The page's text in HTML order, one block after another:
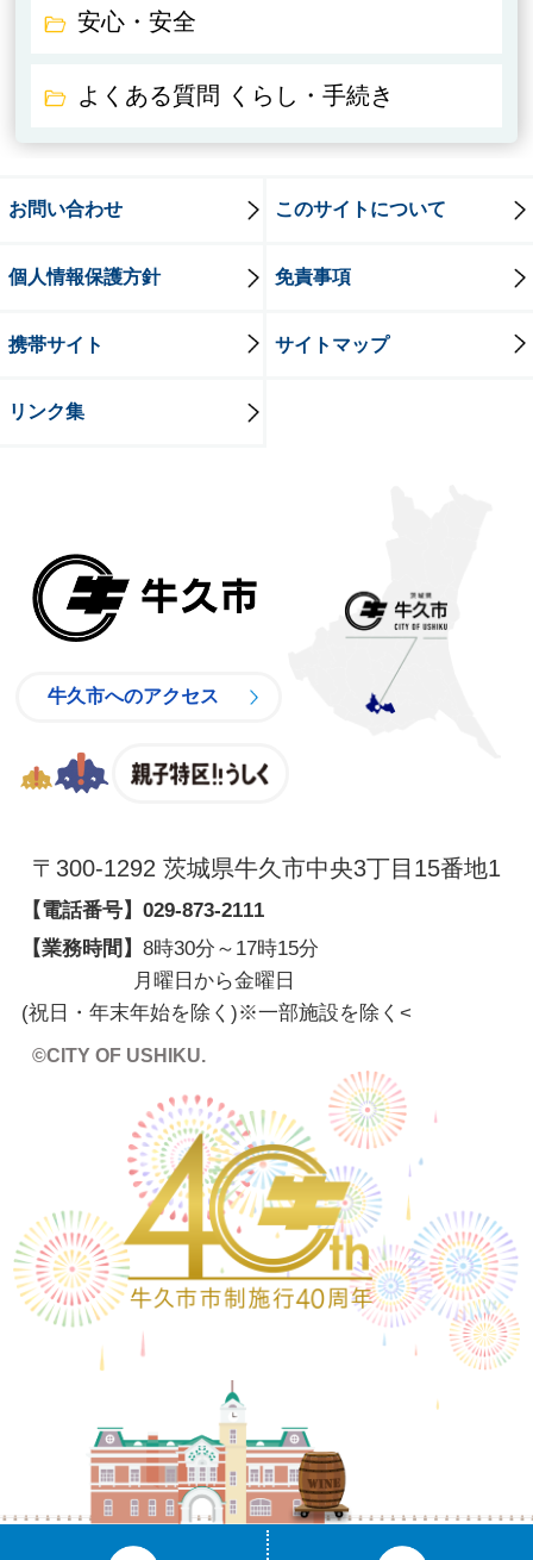
安心・安全
よくある質問 くらし・手続き
お問い合わせ このサイトについて
個人情報保護方針 免責事項
携帯サイト サイトマップ
リンク集
牛久市へのアクセス
〒300-1292 茨城県牛久市中央3丁目15番地1
【電話番号】 029-873-2111
【業務時間】 8時30分～17時15分
月曜日から金曜日
(祝日・年末年始を除く)※一部施設を除く <
©CITY OF USHIKU.